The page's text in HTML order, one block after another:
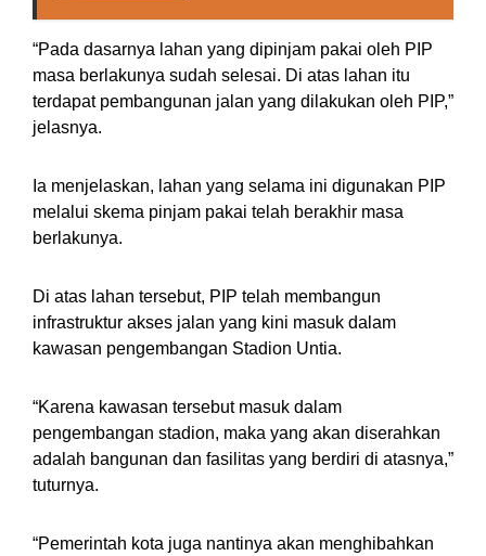
“Pada dasarnya lahan yang dipinjam pakai oleh PIP
masa berlakunya sudah selesai. Di atas lahan itu
terdapat pembangunan jalan yang dilakukan oleh PIP,”
jelasnya.
Ia menjelaskan, lahan yang selama ini digunakan PIP
melalui skema pinjam pakai telah berakhir masa
berlakunya.
Di atas lahan tersebut, PIP telah membangun
infrastruktur akses jalan yang kini masuk dalam
kawasan pengembangan Stadion Untia.
“Karena kawasan tersebut masuk dalam
pengembangan stadion, maka yang akan diserahkan
adalah bangunan dan fasilitas yang berdiri di atasnya,”
tuturnya.
“Pemerintah kota juga nantinya akan menghibahkan